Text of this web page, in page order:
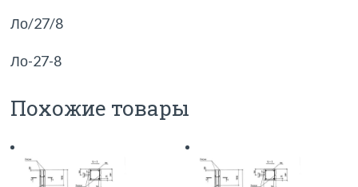
Ло/27/8
Ло-27-8
Похожие товары